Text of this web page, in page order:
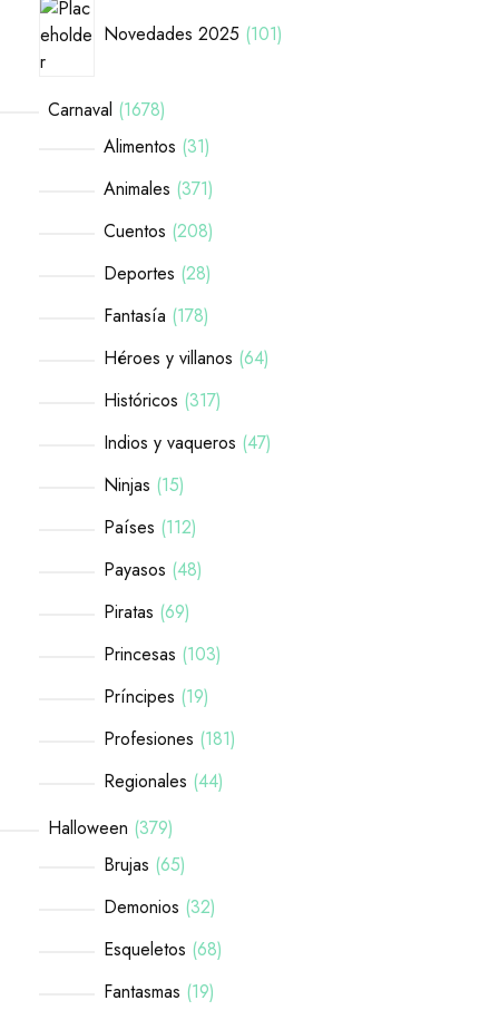
Novedades 2025 101
Carnaval 1678
Alimentos 31
Animales 371
Cuentos 208
Deportes 28
Fantasía 178
Héroes y villanos 64
Históricos 317
Indios y vaqueros 47
Ninjas 15
Países 112
Payasos 48
Piratas 69
Princesas 103
Príncipes 19
Profesiones 181
Regionales 44
Halloween 379
Brujas 65
Demonios 32
Esqueletos 68
Fantasmas 19